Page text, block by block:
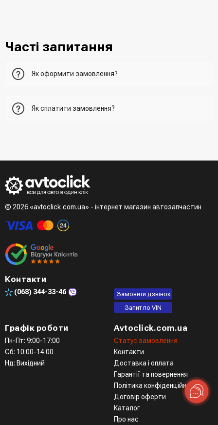
Часті запитання
Як оформити замовлення?
нього та вказати всю необхідну інформацію про
зателефонує менеджер для підтвердження та уточнення
Третій варіант - зробити замовлення в телефонному
Четвертий варіант - замовити через доступні месенджери
(viber, telegram)
Як сплатити замовлення?
© 2026 «avtoclick.com.ua» - інтернет магазин автозапчастин
Контакти
(068) 344-33-46
Замовити дзвінок
Запит по VIN
Графік роботи
Пн-Пт: 9:00-17:00
Сб: 10:00-14:00
Нд: Вихідний
Avtoclick.com.ua
Статус замовлення
Контакти
Доставка і оплата
Гарантії та повернення
Політика конфіденційності
Договір оферти
Каталог
Про нас